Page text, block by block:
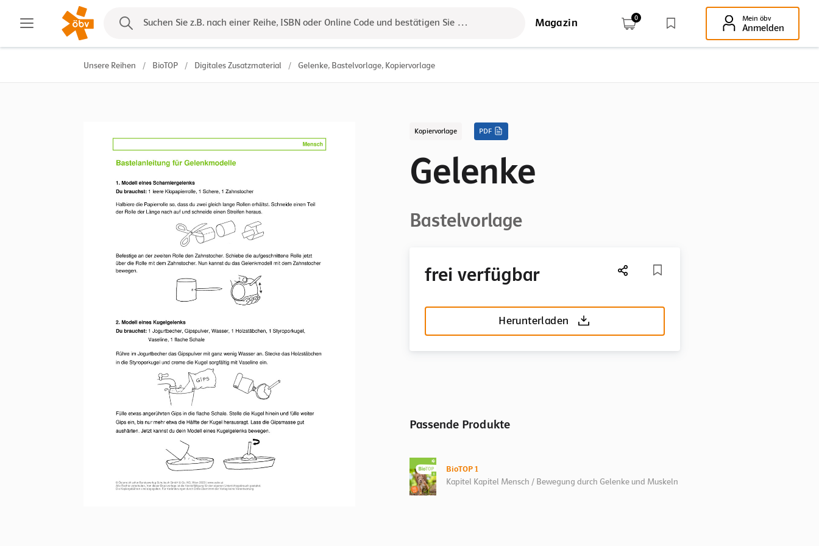
Suchen Sie z.B. nach einer Reihe, ISBN oder Online Code und bestätigen Sie das Ergebnis mit der Enter-Taste!
Magazin 0 Mein öbv
Anmelden
Kontakt
Unsere Reihen / BioTOP / Digitales Zusatzmaterial / Gelenke, Bastelvorlage, Kopiervorlage
Kopiervorlage PDF
Gelenke
Bastelvorlage
frei verfügbar
Herunterladen
Passende Produkte
BioTOP 1
Kapitel Kapitel Mensch / Bewegung durch Gelenke und Muskeln